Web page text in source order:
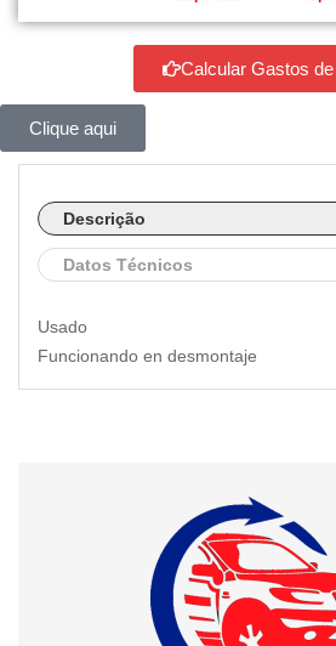
Calcular Gastos
Clique aqui
Descrição
Datos Técnicos
Usado
Funcionando en desmontaje